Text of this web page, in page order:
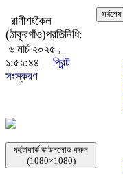
রাণীশংকৈল
(ঠাকুরগাঁও)প্রতিনিধি:
৬ মার্চ ২০২৫ ,
১:৫১:৪৪
প্রিন্ট
সংস্করণ
ফটোকার্ড ডাউনলোড করুন
(1080×1080)
সর্বশেষ